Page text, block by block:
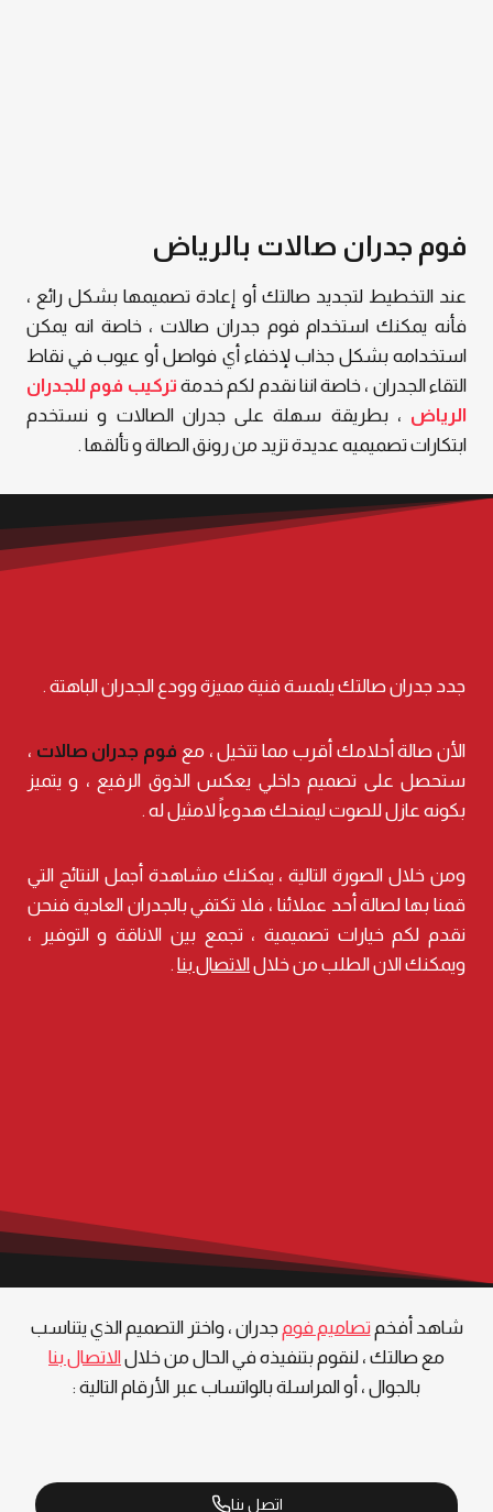
فوم جدران صالات بالرياض
عند التخطيط لتجديد صالتك أو إعادة تصميمها بشكل رائع ،
فأنه يمكنك استخدام فوم جدران صالات ، خاصة انه يمكن
استخدامه بشكل جذاب لإخفاء أي فواصل أو عيوب في نقاط
التقاء الجدران ، خاصة اننا نقدم لكم خدمة تركيب فوم للجدران
الرياض ، بطريقة سهلة على جدران الصالات و نستخدم
ابتكارات تصميميه عديدة تزيد من رونق الصالة و تألقها .
جدد جدران صالتك يلمسة فنية مميزة وودع الجدران الباهتة .
الأن صالة أحلامك أقرب مما تتخيل ، مع فوم جدران صالات ،
ستحصل على تصميم داخلي يعكس الذوق الرفيع ، و يتميز
بكونه عازل للصوت ليمنحك هدوءاً لامثيل له .
ومن خلال الصورة التالية ، يمكنك مشاهدة أجمل النتائج التي
قمنا بها لصالة أحد عملائنا ، فلا تكتفي بالجدران العادية فنحن
نقدم لكم خيارات تصميمية ، تجمع بين الاناقة و التوفير ،
ويمكنك الان الطلب من خلالالاتصال بنا .
الرياض
شاهد أفخمتصاميم فوم جدران ، واختر التصميم الذي يتناسب
مع صالتك ، لنقوم بتنفيذه في الحال من خلالالاتصال بنا
بالجوال ، أو المراسلة بالواتساب عبر الأرقام التالية :
اتصل بنا